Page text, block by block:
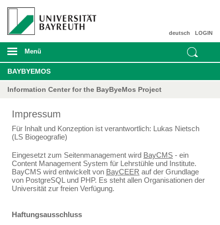
LOGIN
deutsch
Menü
BAYBYEMOS
Information Center for the BayByeMos Project
Impressum
Für Inhalt und Konzeption ist verantwortlich: Lukas Nietsch
(LS Biogeografie)
Eingesetzt zum Seitenmanagement wird BayCMS - ein
Content Management System für Lehrstühle und Institute.
BayCMS wird entwickelt von BayCEER auf der Grundlage
von PostgreSQL und PHP. Es steht allen Organisationen der
Universität zur freien Verfügung.
Haftungsausschluss